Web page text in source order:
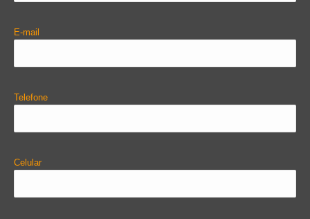
E-mail
Telefone
Celular